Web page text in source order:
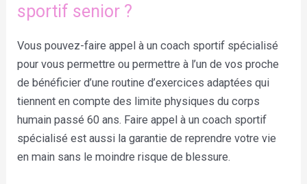
sportif senior ?
Vous pouvez-faire appel à un coach sportif spécialisé
pour vous permettre ou permettre à l’un de vos proche
de bénéficier d’une routine d’exercices adaptées qui
tiennent en compte des limite physiques du corps
humain passé 60 ans. Faire appel à un coach sportif
spécialisé est aussi la garantie de reprendre votre vie
en main sans le moindre risque de blessure.